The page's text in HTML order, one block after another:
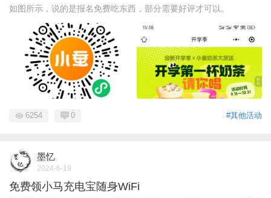
如图所示，说的是报名免费吃东西，部分需要好评才可以。
#其他活动
6254 0
墨忆
2024-6-19
免费领小马充电宝随身WiFi